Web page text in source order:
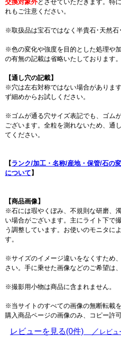
交換対象外とさせていただきます。特
れもご注意ください。
※取扱品は宝石ではなく半貴石･天然石
※色の変化や強度を目的とした処理や
の有無の記載は省略いたしております。
【通し穴の記載】
※穴は左右対称ではない場合がありま
ず細めからお試しください。
※ゴムが通る穴サイズ表記でも、ゴム
ございます。全粒を測れないため、通
てください。
【ランク/加工・名称/産地・保管/石の
について 】
【商品画像】
※石には瑕やくぼみ、不規則な研磨、
い場合がございます。主にライト下で
う調整しています。お使いのモニタに
す。
※サイズのイメージ違いをなくすため
さい。手に乗せた画像などのご希望は
※撮影用小物は商品に含まれません。
※当サイトのすべての画像の無断転載を
購入商品ページの画像のみ、コピー許
レビューを見る(0件) ／ レビ